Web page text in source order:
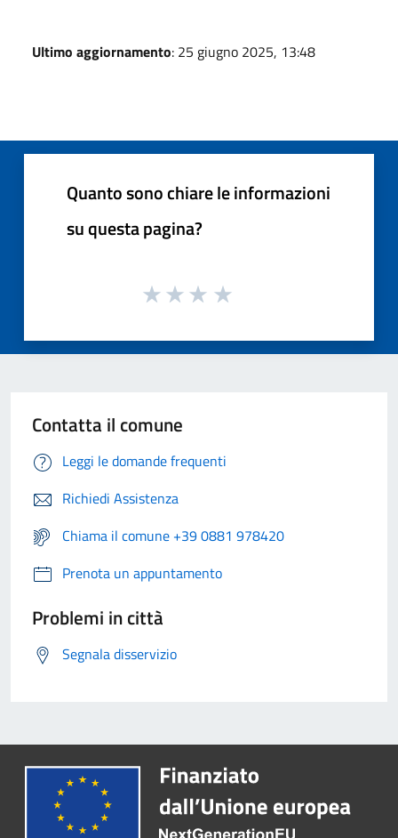
Ultimo aggiornamento: 25 giugno 2025, 13:48
Quanto sono chiare le informazioni
su questa pagina?
Contatta il comune
Leggi le domande frequenti
Richiedi Assistenza
Chiama il comune +39 0881 978420
Prenota un appuntamento
Problemi in città
Segnala disservizio